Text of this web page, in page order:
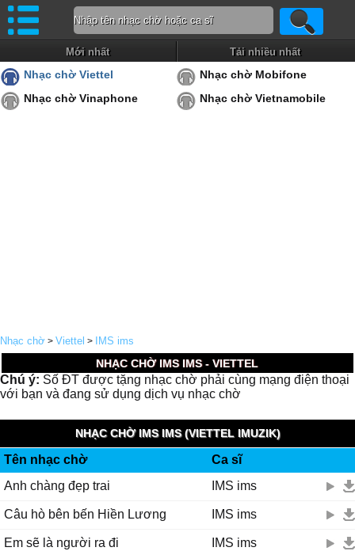
Mới nhất Tải nhiều nhất
Nhạc chờ Viettel
Nhạc chờ Mobifone
Nhạc chờ Vinaphone
Nhạc chờ Vietnamobile
Nhạc chờ > Viettel > IMS ims
NHẠC CHỜ IMS IMS - VIETTEL
Chú ý: Số ĐT được tặng nhạc chờ phải cùng mạng điện thoại
với bạn và đang sử dụng dịch vụ nhạc chờ
NHẠC CHỜ IMS IMS (VIETTEL IMUZIK)
Tên nhạc chờ
Ca sĩ
Anh chàng đẹp trai
IMS ims
Câu hò bên bến Hiền Lương IMS ims
Em sẽ là người ra đi IMS ims